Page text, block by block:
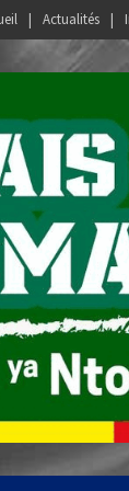
Actualités